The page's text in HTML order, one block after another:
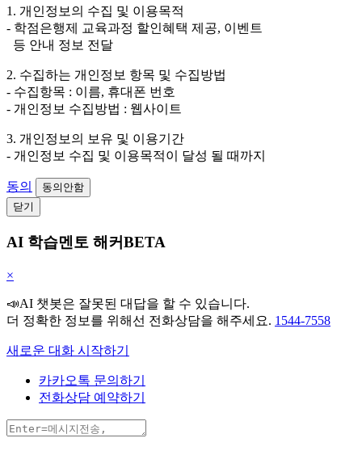
1. 개인정보의 수집 및 이용목적
- 학점은행제 교육과정 할인혜택 제공, 이벤트
등 안내 정보 전달
2. 수집하는 개인정보 항목 및 수집방법
- 수집항목 : 이름, 휴대폰 번호
- 개인정보 수집방법 : 웹사이트
3. 개인정보의 보유 및 이용기간
- 개인정보 수집 및 이용목적이 달성 될 때까지
동의
동의안함
닫기
AI 학습멘토 해커BETA
×
📣AI 챗봇은 잘못된 대답을 할 수 있습니다.
더 정확한 정보를 위해선 전화상담을 해주세요. 1544-7558
새로운 대화 시작하기
카카오톡 문의하기
전화상담 예약하기